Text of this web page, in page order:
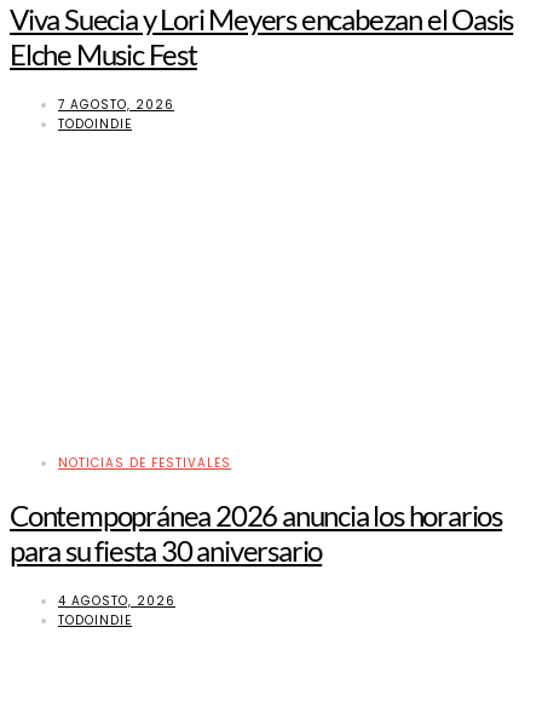
Viva Suecia y Lori Meyers encabezan el Oasis
Elche Music Fest
7 AGOSTO, 2026
TODOINDIE
NOTICIAS DE FESTIVALES
Contempopránea 2026 anuncia los horarios
para su fiesta 30 aniversario
4 AGOSTO, 2026
TODOINDIE